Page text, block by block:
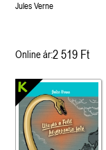
Jules Verne
Online ár:2 519 Ft